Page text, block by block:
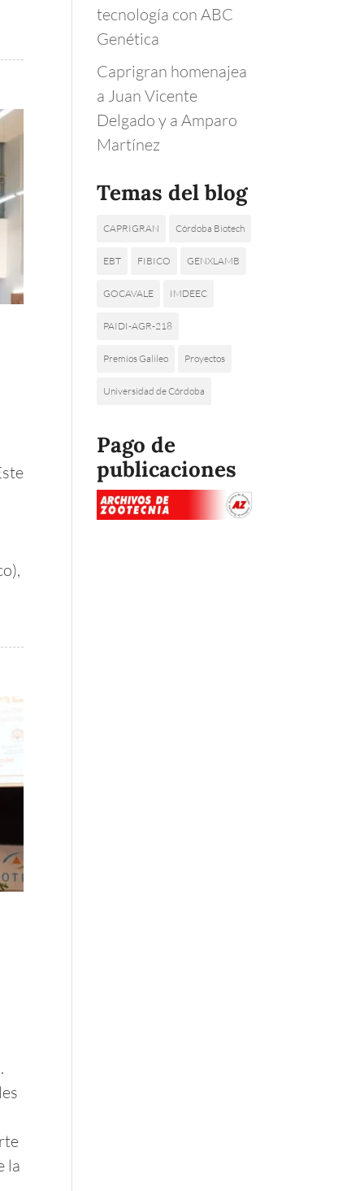
la
tecnología con ABC
Genética
Caprigran homenajea
a Juan Vicente
Delgado y a Amparo
Martínez
Temas del blog
CAPRIGRAN Córdoba Biotech
EBT FIBICO GENXLAMB
GOCAVALE IMDEEC
PAIDI-AGR-218
Premios Galileo Proyectos
Universidad de Córdoba
Pago de
publicaciones